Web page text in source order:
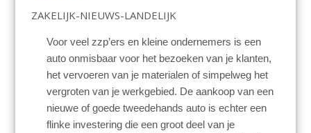
e
b
o
o
k
at
s
A
p
p
ai
l
ZAKELIJK-NIEUWS-LANDELIJK
Voor veel zzp’ers en kleine ondernemers is een
auto onmisbaar voor het bezoeken van je klanten,
het vervoeren van je materialen of simpelweg het
vergroten van je werkgebied. De aankoop van een
nieuwe of goede tweedehands auto is echter een
flinke investering die een groot deel van je